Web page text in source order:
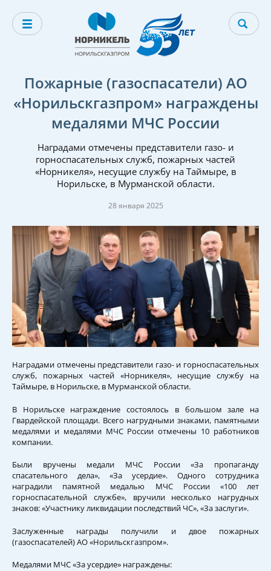
Пожарные (газоспасатели) АО
«Норильскгазпром» награждены
медалями МЧС России
Наградами отмечены представители газо- и
горноспасательных служб, пожарных частей
«Норникеля», несущие службу на Таймыре, в
Норильске, в Мурманской области.
28 января 2025
Наградами отмечены представители газо- и горноспасательных
служб, пожарных частей «Норникеля», несущие службу на
Таймыре, в Норильске, в Мурманской области.
В Норильске награждение состоялось в большом зале на
Гвардейской площади. Всего нагрудными знаками, памятными
медалями и медалями МЧС России отмечены 10 работников
компании.
Были вручены медали МЧС России «За пропаганду
спасательного дела», «За усердие». Одного сотрудника
наградили памятной медалью МЧС России «100 лет
горноспасательной службе», вручили несколько нагрудных
знаков: «Участнику ликвидации последствий ЧС», «За заслуги».
Заслуженные награды получили и двое пожарных
(газоспасателей) АО «Норильскгазпром».
Медалями МЧС «За усердие» награждены: